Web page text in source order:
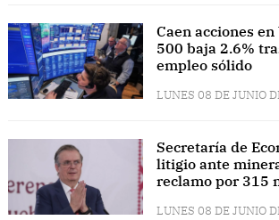
Caen acciones
500 baja 2.6%
empleo sólido
LUNES 08 DE JUNIO
Secretaría de
litigio ante
reclamo por 315
LUNES 08 DE JUNIO